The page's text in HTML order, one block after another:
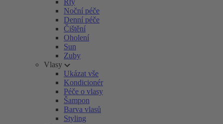
Rty
Noční péče
Denní péče
Čištění
Oholení
Sun
Zuby
Vlasy
Ukázat vše
Kondicionér
Péče o vlasy
Šampon
Barva vlasů
Styling